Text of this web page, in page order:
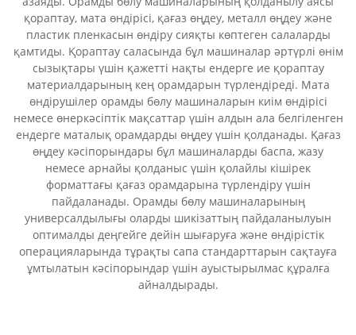
қораптау, мата өндірісі, қағаз өңдеу, металл өңдеу және
пластик пленкасын өндіру сияқты көптеген салаларды
қамтиды. Қораптау саласында бұл машиналар әртүрлі өнім
сызықтары үшін қажетті нақты ендерге ие қораптау
материалдарының кең орамдарын түрлендіреді. Мата
өндірушілер орамды бөлу машиналарын киім өндірісі
немесе өнеркәсіптік мақсаттар үшін алдын ала белгіленген
ендерге маталық орамдарды өңдеу үшін қолданады. Қағаз
өңдеу кәсіпорындары бұл машиналарды баспа, жазу
немесе арнайы қолданыс үшін қолайлы кішірек
форматтағы қағаз орамдарына түрлендіру үшін
пайдаланады. Орамды бөлу машиналарының
универсалдылығы оларды шикізаттың пайдаланылуын
оптималды деңгейге дейін шығаруға және өндірістік
операцияларында тұрақты сапа стандарттарын сақтауға
ұмтылатын кәсіпорындар үшін ауыстырылмас құралға
айналдырады.